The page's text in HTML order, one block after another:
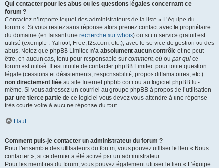
Qui contacter pour les abus ou les questions légales concernant ce
forum ?
Contactez n’importe lequel des administrateurs de la liste « L’équipe du
forum ». Si vous restez sans réponse alors prenez contact avec le propriétaire
du domaine (en faisant une recherche sur whois) ou si un service gratuit est
utilisé (exemple : Yahoo!, Free, f2s.com, etc.), avec le service de gestion ou des
abus. Notez que phpBB Limited n’a absolument aucun contrôle et ne peut
être, en aucun cas, tenu pour responsable sur comment, où ou par qui ce
forum est utilisé. Il est inutile de contacter phpBB Limited pour toute question
légale (cessions et désistements, responsabilité, propos diffamatoires, etc.)
non directement liée au site Internet phpbb.com ou au logiciel phpBB lui-
même. Si vous adressez un courriel au groupe phpBB à propos de l’utilisation
par une tierce partie de ce logiciel vous devez vous attendre à une réponse
très courte voire à aucune réponse du tout.
Haut
Comment puis-je contacter un administrateur du forum ?
Pour l’ensemble des utilisateurs du forum, vous pouvez utiliser le lien « Nous
contacter », si ce dernier a été activé par un administrateur.
Pour les membres du forum, vous pouvez également utiliser le lien « L’équipe